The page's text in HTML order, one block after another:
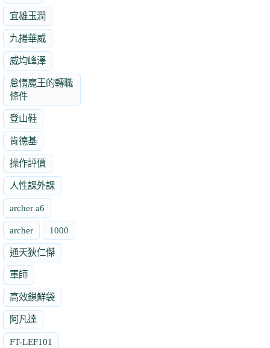
宜雄玉潤
九揚華威
威均峰澤
怠惰魔王的轉職
條件
登山鞋
肯德基
操作評價
人性課外課
archer a6
archer 1000
通天狄仁傑
軍師
高效鎖鮮袋
阿凡達
FT-LEF101